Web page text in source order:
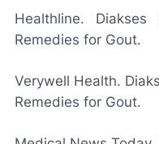
Healthline.
Remedies for Gout.
Verywell Health.
Remedies for Gout.